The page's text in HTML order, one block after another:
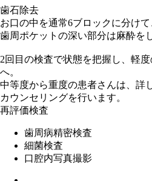
歯石除去
お口の中を通常6ブロックに分けて
歯周ポケットの深い部分は麻酔を
2回目の検査で状態を把握し、軽
へ。
中等度から重度の患者さんは、詳
カウンセリングを行います。
再評価検査
歯周病精密検査
細菌検査
口腔内写真撮影